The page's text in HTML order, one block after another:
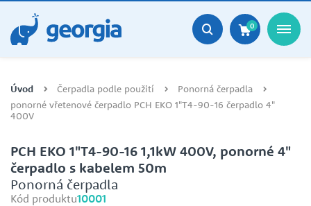
0
Úvod Čerpadla podle použití
Ponorná čerpadla
ponorné vřetenové čerpadlo PCH EKO 1"T4-90-16 čerpadlo 4"
400V
PCH EKO 1"T4-90-16 1,1kW 400V, ponorné 4"
čerpadlo s kabelem 50m
Ponorná čerpadla
Kód produktu10001